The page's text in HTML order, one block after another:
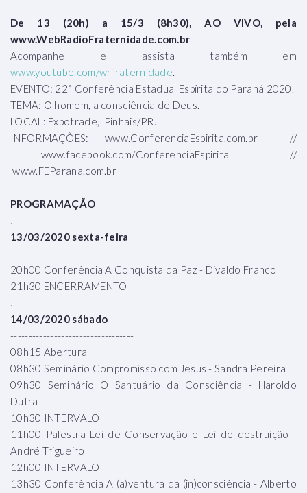
De 13 (20h) a 15/3 (8h30), AO VIVO, pela
www.WebRadioFraternidade.com.br
Acompanhe e assista também em
www.youtube.com/wrfraternidade.
EVENTO: 22ª Conferência Estadual Espírita do Paraná 2020.
TEMA: O homem, a consciência de Deus.
LOCAL: Expotrade, Pinhais/PR.
INFORMAÇÕES: www.ConferenciaEspirita.com.br //
www.facebook.com/ConferenciaEspirita //
www.FEParana.com.br
PROGRAMAÇÃO
.
13/03/2020 sexta-feira
----------------------------------
20h00 Conferência A Conquista da Paz - Divaldo Franco
21h30 ENCERRAMENTO
.
14/03/2020 sábado
----------------------------------
08h15 Abertura
08h30 Seminário Compromisso com Jesus - Sandra Pereira
09h30 Seminário O Santuário da Consciência - Haroldo
Dutra
10h30 INTERVALO
11h00 Palestra Lei de Conservação e Lei de destruição -
André Trigueiro
12h00 INTERVALO
13h30 Conferência A (a)ventura da (in)consciência - Alberto